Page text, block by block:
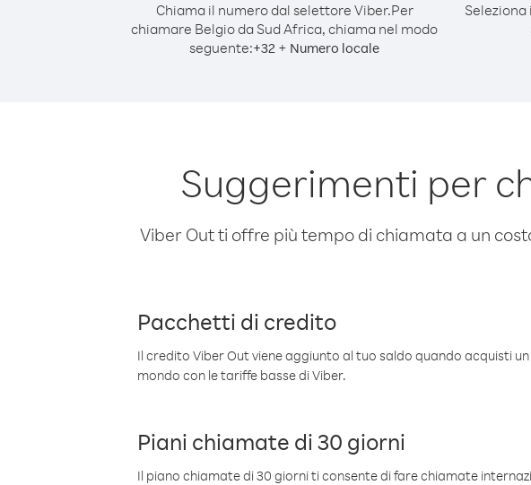
Chiama il numero dal selettore Viber.Per
chiamare Belgio da Sud Africa, chiama nel modo
seguente:+32 + Numero locale
Suggerimenti per
Viber Out ti offre più tempo di chiamata a un
Pacchetti di credito
Il credito Viber Out viene aggiunto al tuo saldo quando acquisti
mondo con le tariffe basse di Viber.
Piani chiamate di 30 giorni
Il piano chiamate di 30 giorni ti consente di fare chiamate